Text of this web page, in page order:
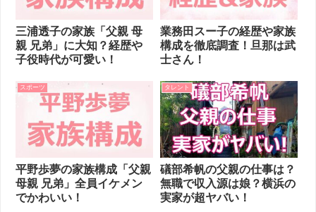
三浦透子の家族「父親 母
親 兄弟」に大知？経歴や
子役時代が可愛い！
業務田スー子の経歴や家族
構成を徹底調査！旦那は武
士さん！
スポーツ
平野歩夢の家族構成「父親
母親 兄弟」全員イケメン
でかわいい！
タレント
礒部希帆の父親の仕事は？
無職で収入源は娘？横浜の
実家が超ヤバい！